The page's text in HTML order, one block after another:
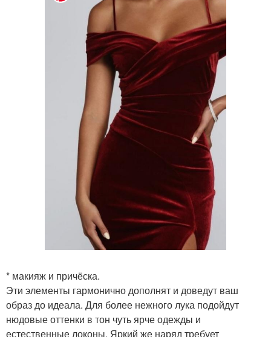
* макияж и причёска.
Эти элементы гармонично дополнят и доведут ваш
образ до идеала. Для более нежного лука подойдут
нюдовые оттенки в тон чуть ярче одежды и
естественные локоны. Яркий же наряд требует